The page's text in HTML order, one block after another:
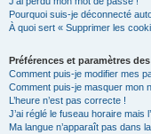
Pourquoi suis-je déconnecté
À quoi sert « Supprimer les
Préférences et paramètres
Comment puis-je modifier mes
Comment puis-je masquer mon
L’heure n’est pas correcte !
J’ai réglé le fuseau horaire mais
Ma langue n’apparaît pas dans